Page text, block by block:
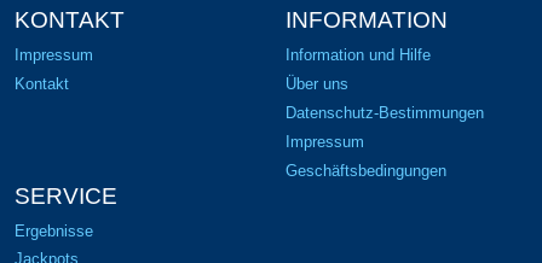
KONTAKT
Impressum
Kontakt
INFORMATION
Information und Hilfe
Über uns
Datenschutz-Bestimmungen
Impressum
Geschäftsbedingungen
SERVICE
Ergebnisse
Jackpots